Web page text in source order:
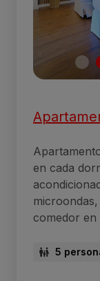
en cada
comedor en
5